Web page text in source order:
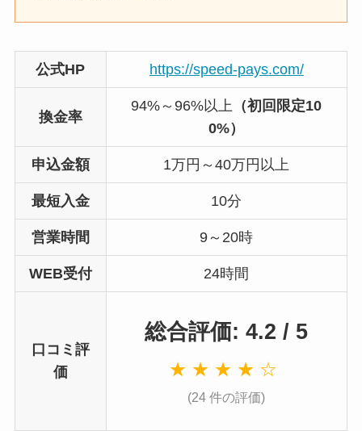
公式HP https://speed-pays.com/
換金率
94%～96%以上 （初回限定10
0%）
申込金額 1万円～40万円以上
最短入金 10分
営業時間 9～20時
WEB受付 24時間
口コミ評
価
総合評価: 4.2 / 5
★ ★ ★ ★ ☆
(24 件の評価)